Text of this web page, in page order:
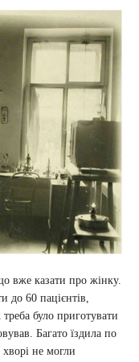
вже казати про жінку.
до 60 пацієнтів,
було приготувати
Багато їздила по
не могли